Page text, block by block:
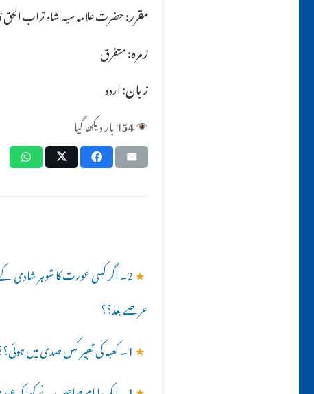
مقرر:حضرت علامہ سید شاہ تراب الحق
زمرہ:متفرق
زبان:اردو
154بار دیکھا گیا
★ 2۔ اگر کسی عورت کا شوہر شادی کے
عرصے بعد؟؟
★1۔ کعبہ کی تعبیر کس صدی میں ہوئی؟؟